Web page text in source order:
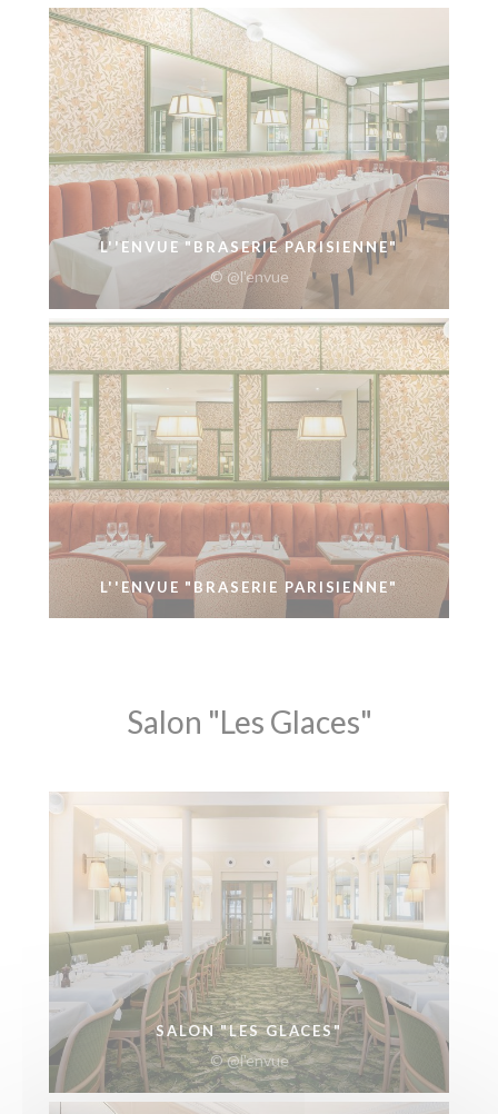
L''ENVUE "BRASERIE PARISIENNE"
© @l'envue
L''ENVUE "BRASERIE PARISIENNE"
Salon "Les Glaces"
SALON "LES GLACES"
© @l'envue